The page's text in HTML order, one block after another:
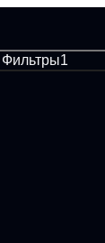
Фильтры1